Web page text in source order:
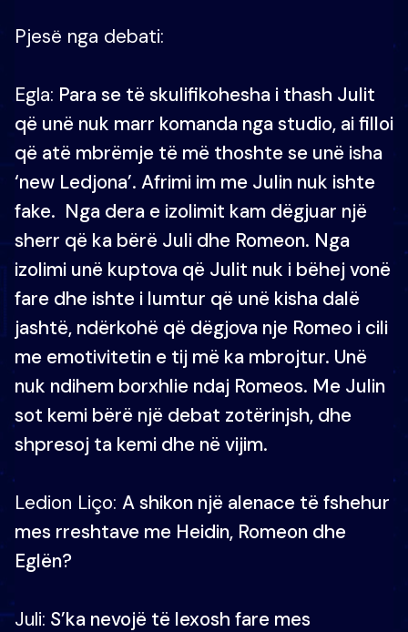
Pjesë nga debati:
Egla: Para se të skulifikohesha i thash Julit
që unë nuk marr komanda nga studio, ai filloi
që atë mbrëmje të më thoshte se unë isha
‘new Ledjona’. Afrimi im me Julin nuk ishte
fake. Nga dera e izolimit kam dëgjuar një
sherr që ka bërë Juli dhe Romeon. Nga
izolimi unë kuptova që Julit nuk i bëhej vonë
fare dhe ishte i lumtur që unë kisha dalë
jashtë, ndërkohë që dëgjova nje Romeo i cili
me emotivitetin e tij më ka mbrojtur. Unë
nuk ndihem borxhlie ndaj Romeos. Me Julin
sot kemi bërë një debat zotërinjsh, dhe
shpresoj ta kemi dhe në vijim.
Ledion Liço: A shikon një alenace të fshehur
mes rreshtave me Heidin, Romeon dhe
Eglën?
Juli: S’ka nevojë të lexosh fare mes